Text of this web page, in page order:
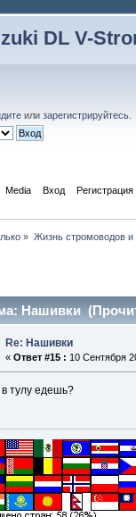
DL V-
или зарегистрируйтесь
Media Вход Регистрация
» Жизнь стромоводов
Нашивки
Re: Нашивки
« Ответ #15 : 10 Сентября
тулу едешь?